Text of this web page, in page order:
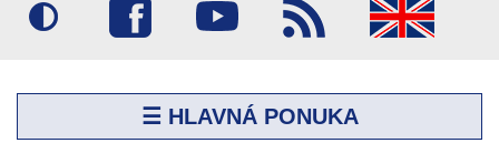
☰ HLAVNÁ PONUKA